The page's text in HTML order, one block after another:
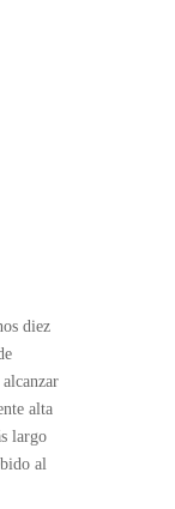
diez
alta
largo
al